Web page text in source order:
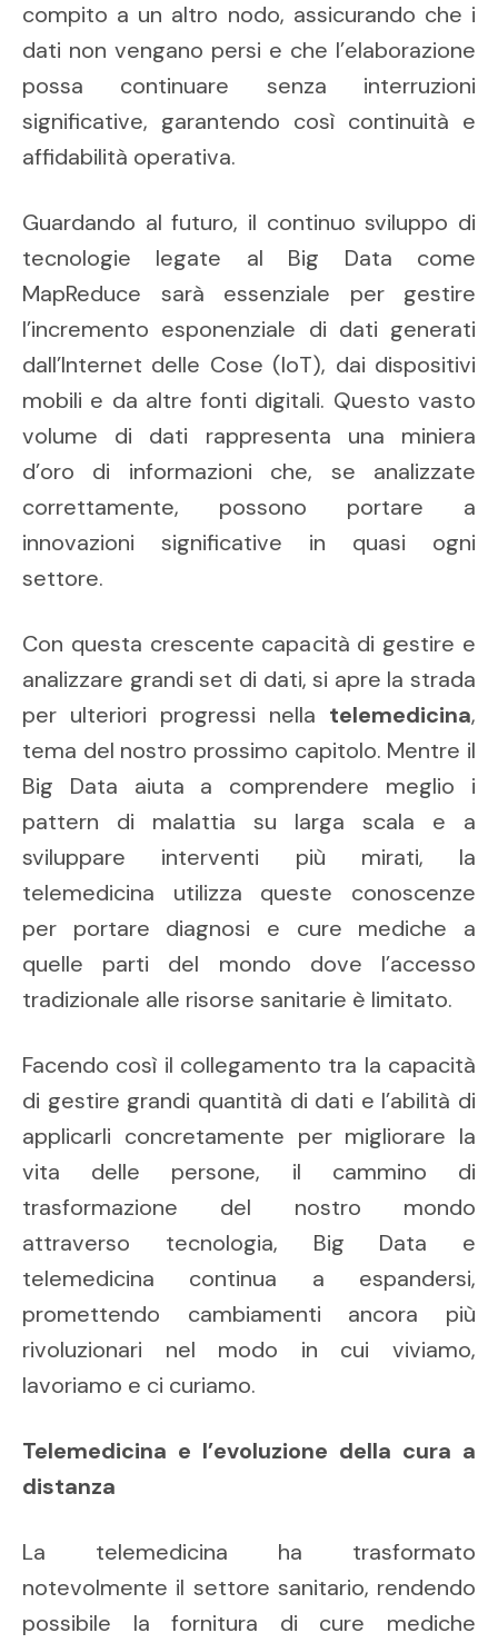
compito a un altro nodo, assicurando che i
dati non vengano persi e che l’elaborazione
possa continuare senza interruzioni
significative, garantendo così continuità e
affidabilità operativa.
Guardando al futuro, il continuo sviluppo di
tecnologie legate al Big Data come
MapReduce sarà essenziale per gestire
l’incremento esponenziale di dati generati
dall’Internet delle Cose (IoT), dai dispositivi
mobili e da altre fonti digitali. Questo vasto
volume di dati rappresenta una miniera
d’oro di informazioni che, se analizzate
correttamente, possono portare a
innovazioni significative in quasi ogni
settore.
Con questa crescente capacità di gestire e
analizzare grandi set di dati, si apre la strada
per ulteriori progressi nella telemedicina,
tema del nostro prossimo capitolo. Mentre il
Big Data aiuta a comprendere meglio i
pattern di malattia su larga scala e a
sviluppare interventi più mirati, la
telemedicina utilizza queste conoscenze
per portare diagnosi e cure mediche a
quelle parti del mondo dove l’accesso
tradizionale alle risorse sanitarie è limitato.
Facendo così il collegamento tra la capacità
di gestire grandi quantità di dati e l’abilità di
applicarli concretamente per migliorare la
vita delle persone, il cammino di
trasformazione del nostro mondo
attraverso tecnologia, Big Data e
telemedicina continua a espandersi,
promettendo cambiamenti ancora più
rivoluzionari nel modo in cui viviamo,
lavoriamo e ci curiamo.
Telemedicina e l’evoluzione della cura a
distanza
La telemedicina ha trasformato
notevolmente il settore sanitario, rendendo
possibile la fornitura di cure mediche